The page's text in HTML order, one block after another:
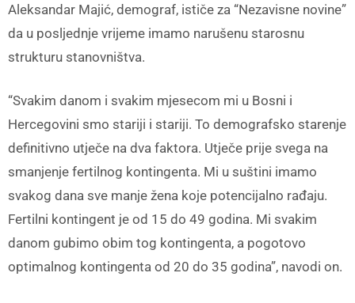
Aleksandar Majić, demograf, ističe za “Nezavisne novine”
da u posljednje vrijeme imamo narušenu starosnu
strukturu stanovništva.
“Svakim danom i svakim mjesecom mi u Bosni i
Hercegovini smo stariji i stariji. To demografsko starenje
definitivno utječe na dva faktora. Utječe prije svega na
smanjenje fertilnog kontingenta. Mi u suštini imamo
svakog dana sve manje žena koje potencijalno rađaju.
Fertilni kontingent je od 15 do 49 godina. Mi svakim
danom gubimo obim tog kontingenta, a pogotovo
optimalnog kontingenta od 20 do 35 godina”, navodi on.